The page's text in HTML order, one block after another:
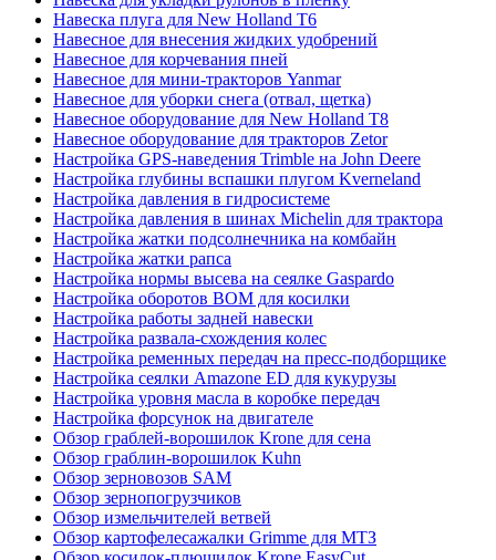
Навеска плуга для New Holland T6
Навесное для внесения жидких удобрений
Навесное для корчевания пней
Навесное для мини-тракторов Yanmar
Навесное для уборки снега (отвал, щетка)
Навесное оборудование для New Holland T8
Навесное оборудование для тракторов Zetor
Настройка GPS-наведения Trimble на John Deere
Настройка глубины вспашки плугом Kverneland
Настройка давления в гидросистеме
Настройка давления в шинах Michelin для трактора
Настройка жатки подсолнечника на комбайн
Настройка жатки рапса
Настройка нормы высева на сеялке Gaspardo
Настройка оборотов ВОМ для косилки
Настройка работы задней навески
Настройка развала-схождения колес
Настройка ременных передач на пресс-подборщике
Настройка сеялки Amazone ED для кукурузы
Настройка уровня масла в коробке передач
Настройка форсунок на двигателе
Обзор граблей-ворошилок Krone для сена
Обзор граблин-ворошилок Kuhn
Обзор зерновозов SAM
Обзор зернопогрузчиков
Обзор измельчителей ветвей
Обзор картофелесажалки Grimme для МТЗ